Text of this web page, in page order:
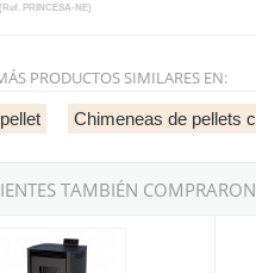
(Ref. PRINCESA-NE)
PRODUCTOS SIMILARES EN:
Chimeneas de pellets
TAMBIÉN